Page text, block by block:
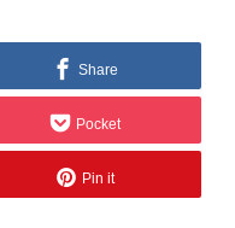
Share
Pocket
Pin it